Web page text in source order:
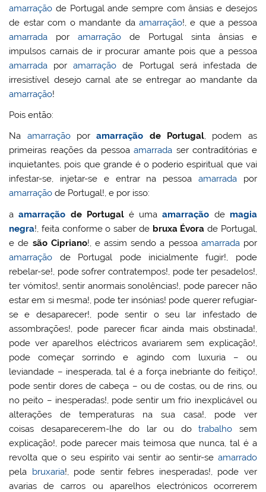
amarração de Portugal ande sempre com ânsias e desejos
de estar com o mandante da amarração!, e que a pessoa
amarrada poramarração de Portugal sinta ânsias e
impulsos carnais de ir procurar amante pois que a pessoa
amarrada poramarração de Portugal será infestada de
irresistível desejo carnal ate se entregar ao mandante da
amarração!
Pois então:
Na amarraçãoporamarração de Portugal, podem as
primeiras reações da pessoaamarrada ser contraditórias e
inquietantes, pois que grande é o poderio espiritual que vai
infestar-se, injetar-se e entrar na pessoaamarrada por
amarração de Portugal!, e por isso:
aamarração de Portugalé umaamarração de magia
negra!, feita conforme o saber de bruxa Évora de Portugal,
e de são Cipriano!, e assim sendo a pessoa amarradapor
amarração de Portugal pode inicialmente fugir!, pode
rebelar-se!, pode sofrer contratempos!, pode ter pesadelos!,
ter vómitos!, sentir anormais sonolências!, pode parecer não
estar em si mesma!, pode ter insónias! pode querer refugiar-
se e desaparecer!, pode sentir o seu lar infestado de
assombrações!, pode parecer ficar ainda mais obstinada!,
pode ver aparelhos eléctricos avariarem sem explicação!,
pode começar sorrindo e agindo com luxuria – ou
leviandade – inesperada, tal é a força inebriante do feitiço!,
pode sentir dores de cabeça – ou de costas, ou de rins, ou
no peito – inesperadas!, pode sentir um frio inexplicável ou
alterações de temperaturas na sua casa!, pode ver
coisas desaparecerem-lhe do lar ou dotrabalho sem
explicação!, pode parecer mais teimosa que nunca, tal é a
revolta que o seu espírito vai sentir ao sentir-se amarrado
pela bruxaria!, pode sentir febres inesperadas!, pode ver
avarias de carros ou aparelhos electrónicos ocorrerem